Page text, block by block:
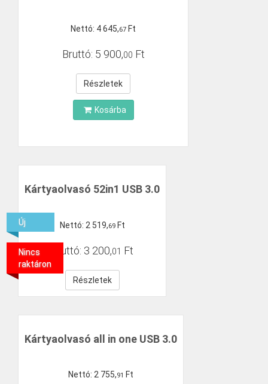
Nettó: 4645,67 Ft
Bruttó: 5 900,00 Ft
Részletek
Kosárba
Kártyaolvasó 52in1 USB 3.0
Nettó: 2 519,69 Ft
Bruttó: 3 200,01 Ft
Részletek
Új
Nincs
raktáron
Kártyaolvasó all in one USB 3.0
Nettó: 2 755,91 Ft